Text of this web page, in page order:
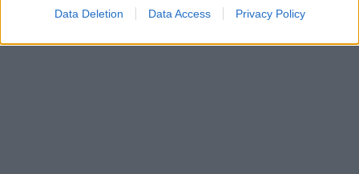
Data Deletion Data Access Privacy Policy